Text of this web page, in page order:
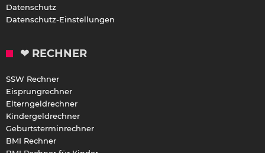
Datenschutz
Datenschutz-Einstellungen
❤ RECHNER
SSW Rechner
Eisprungrechner
Elterngeldrechner
Kindergeldrechner
Geburtsterminrechner
BMI Rechner